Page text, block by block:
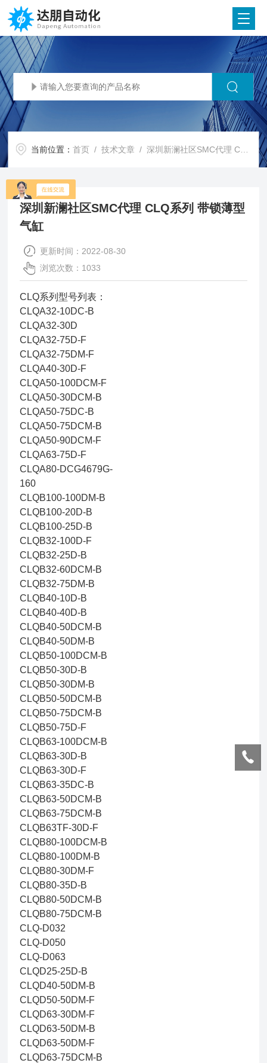
当前位置：首页 /技术文章 / 深圳新澜社区SMC代理 CLQ系列 带锁薄型气缸
深圳新澜社区SMC代理 CLQ系列 带锁薄型
气缸
更新时间：2022-08-30
浏览次数：1033
CLQ系列型号列表：
CLQA32-10DC-B
CLQA32-30D
CLQA32-75D-F
CLQA32-75DM-F
CLQA40-30D-F
CLQA50-100DCM-F
CLQA50-30DCM-B
CLQA50-75DC-B
CLQA50-75DCM-B
CLQA50-90DCM-F
CLQA63-75D-F
CLQA80-DCG4679G-
160
CLQB100-100DM-B
CLQB100-20D-B
CLQB100-25D-B
CLQB32-100D-F
CLQB32-25D-B
CLQB32-60DCM-B
CLQB32-75DM-B
CLQB40-10D-B
CLQB40-40D-B
CLQB40-50DCM-B
CLQB40-50DM-B
CLQB50-100DCM-B
CLQB50-30D-B
CLQB50-30DM-B
CLQB50-50DCM-B
CLQB50-75DCM-B
CLQB50-75D-F
CLQB63-100DCM-B
CLQB63-30D-B
CLQB63-30D-F
CLQB63-35DC-B
CLQB63-50DCM-B
CLQB63-75DCM-B
CLQB63TF-30D-F
CLQB80-100DCM-B
CLQB80-100DM-B
CLQB80-30DM-F
CLQB80-35D-B
CLQB80-50DCM-B
CLQB80-75DCM-B
CLQ-D032
CLQ-D050
CLQ-D063
CLQD25-25D-B
CLQD40-50DM-B
CLQD50-50DM-F
CLQD63-30DM-F
CLQD63-50DM-B
CLQD63-50DM-F
CLQD63-75DCM-B